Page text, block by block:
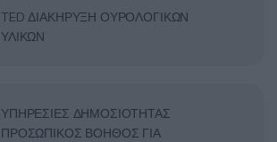
TED ΔΙΑΚΗΡΥΞΗ ΟΥΡΟΛΟΓΙΚΩΝ
ΥΛΙΚΩΝ
ΥΠΗΡΕΣΙΕΣ ΔΗΜΟΣΙΟΤΗΤΑΣ
ΠΡΟΣΩΠΙΚΟΣ ΒΟΗΘΟΣ ΓΙΑ